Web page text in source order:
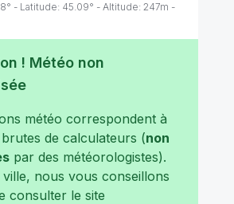
° - Latitude: 45.09° - Altitude: 247m -
! Météo non
météo correspondent à
de calculateurs (non
par des météorologistes).
nous vous conseillons
consulter le site